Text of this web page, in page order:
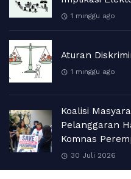
1 minggu ago
Aturan
1 minggu ago
Koalisi
Pelanggaran
Komnas
30 Juli 2026